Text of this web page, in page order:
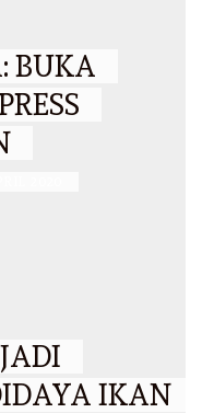
BUKA
IKAN